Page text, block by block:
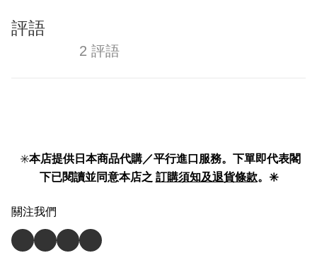
評語
2 評語
✳️本店提供日本商品代購／平行進口服務。下單即代表閣
下已閱讀並同意本店之 訂購須知及退貨條款。✳️
關注我們